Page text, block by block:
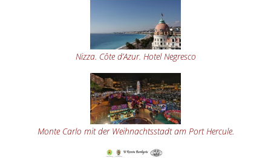
Nizza. Côte d’Azur. Hotel Negresco
Monte Carlo mit der Weihnachtsstadt am Port Hercule.